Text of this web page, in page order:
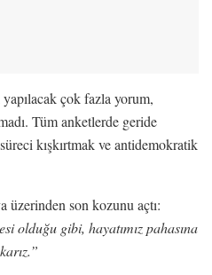
çok fazla yorum,
Tüm anketlerde geride
kışkırtmak ve antidemokratik
son kozunu açtı:
olduğu gibi, hayatımız pahasına